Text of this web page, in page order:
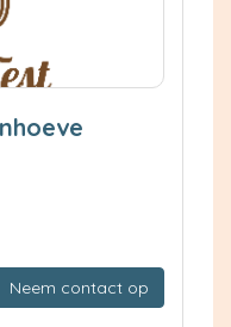
Neem contact op